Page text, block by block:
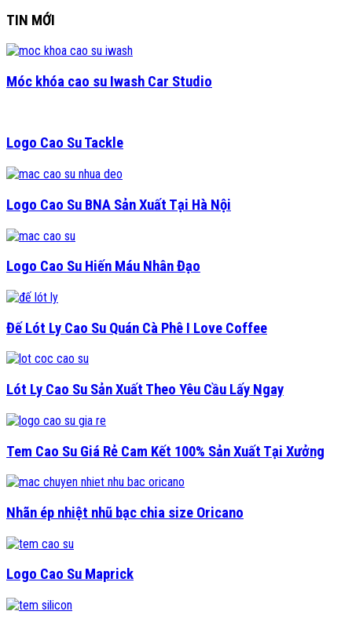
TIN MỚI
Móc khóa cao su Iwash Car Studio
Logo Cao Su Tackle
Logo Cao Su BNA Sản Xuất Tại Hà Nội
Logo Cao Su Hiến Máu Nhân Đạo
Đế Lót Ly Cao Su Quán Cà Phê I Love Coffee
Lót Ly Cao Su Sản Xuất Theo Yêu Cầu Lấy Ngay
Tem Cao Su Giá Rẻ Cam Kết 100% Sản Xuất Tại Xưởng
Nhãn ép nhiệt nhũ bạc chia size Oricano
Logo Cao Su Maprick